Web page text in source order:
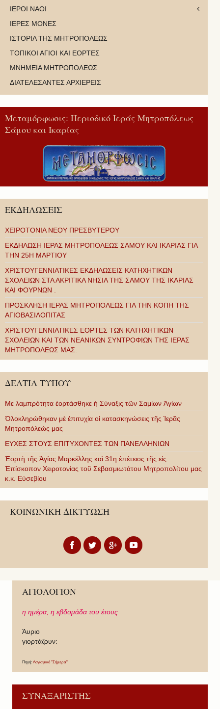
ΙΕΡΟΙ ΝΑΟΙ
ΙΕΡΕΣ ΜΟΝΕΣ
ΙΣΤΟΡΙΑ ΤΗΣ ΜΗΤΡΟΠΟΛΕΩΣ
ΤΟΠΙΚΟΙ ΑΓΙΟΙ ΚΑΙ ΕΟΡΤΕΣ
ΜΝΗΜΕΙΑ ΜΗΤΡΟΠΟΛΕΩΣ
ΔΙΑΤΕΛΕΣΑΝΤΕΣ ΑΡΧΙΕΡΕΙΣ
Μεταμόρφωσις: Περιοδικό Ιεράς Μητροπόλεως
Σάμου και Ικαρίας
ΕΚΔΗΛΩΣΕΙΣ
ΧΕΙΡΟΤΟΝΙΑ ΝΕΟΥ ΠΡΕΣΒΥΤΕΡΟΥ
ΕΚΔΗΛΩΣΗ ΙΕΡΑΣ ΜΗΤΡΟΠΟΛΕΩΣ ΣΑΜΟΥ ΚΑΙ ΙΚΑΡΙΑΣ ΓΙΑ
ΤΗΝ 25Η ΜΑΡΤΙΟΥ
ΧΡΙΣΤΟΥΓΕΝΝΙΑΤΙΚΕΣ ΕΚΔΗΛΩΣΕΙΣ ΚΑΤΗΧΗΤΙΚΩΝ
ΣΧΟΛΕΙΩΝ ΣΤΑ ΑΚΡΙΤΙΚΑ ΝΗΣΙΑ ΤΗΣ ΣΑΜΟΥ ΤΗΣ ΙΚΑΡΙΑΣ
ΚΑΙ ΦΟΥΡΝΩΝ .
ΠΡΟΣΚΛΗΣΗ ΙΕΡΑΣ ΜΗΤΡΟΠΟΛΕΩΣ ΓΙΑ ΤΗΝ ΚΟΠΗ ΤΗΣ
ΑΓΙΟΒΑΣΙΛΟΠΙΤΑΣ
ΧΡΙΣΤΟΥΓΕΝΝΙΑΤΙΚΕΣ ΕΟΡΤΕΣ ΤΩΝ ΚΑΤΗΧΗΤΙΚΩΝ
ΣΧΟΛΕΙΩΝ ΚΑΙ ΤΩΝ ΝΕΑΝΙΚΩΝ ΣΥΝΤΡΟΦΙΩΝ ΤΗΣ ΙΕΡΑΣ
ΜΗΤΡΟΠΟΛΕΩΣ ΜΑΣ.
ΔΕΛΤΙΑ ΤΥΠΟΥ
Με λαμπρότητα ἑορτάσθηκε ἡ Σύναξις τῶν Σαμίων Ἁγίων
Ὁλοκληρώθηκαν μὲ ἐπιτυχία οἱ κατασκηνώσεις τῆς Ἱερᾶς
Μητροπόλεώς μας
ΕΥΧΕΣ ΣΤΟΥΣ ΕΠΙΤΥΧΟΝΤΕΣ ΤΩΝ ΠΑΝΕΛΛΗΝΙΩΝ
Ἑορτὴ τῆς Ἁγίας Μαρκέλλης καὶ 31η ἐπέτειος τῆς εἰς
Ἐπίσκοπον Χειροτονίας τοῦ Σεβασμιωτάτου Μητροπολίτου μας
κ.κ. Εὐσεβίου
ΚΟΙΝΩΝΙΚΗ ΔΙΚΤΥΩΣΗ
ΑΓΙΟΛΟΓΙΟΝ
η ημέρα, η εβδομάδα του έτους
Άυριο
γιορτάζουν:
Πηγή: Λογισμικό "Σήμερα"
ΣΥΝΑΞΑΡΙΣΤΗΣ